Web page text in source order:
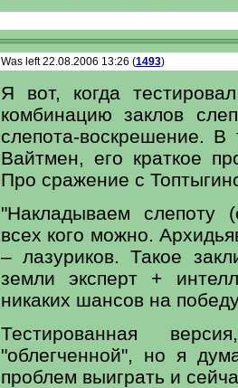
Was left 22.08.2006 13:26 (1493)
Я вот, когда
комбинацию заклов
слепота-воскрешение. В
Вайтмен, его краткое
Про сражение с
"Накладываем слепоту
всех кого можно.
– лазуриков. Такое
земли эксперт +
никаких шансов на
Тестированная
"облегченной", но я
проблем выиграть и